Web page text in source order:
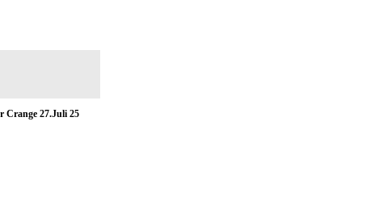
Crange 27.Juli 25